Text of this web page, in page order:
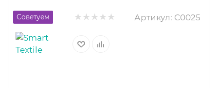
Советуем Артикул: C0025